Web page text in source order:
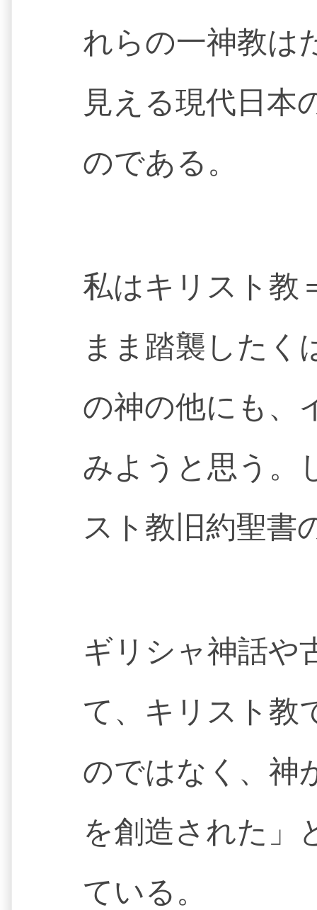
れらの一神教は
見える現代日本
のである。
私はキリスト教
まま踏襲したく
の神の他にも、
みようと思う。
スト教旧約聖書
ギリシャ神話や
て、キリスト教
のではなく、神
を創造された」
ている。